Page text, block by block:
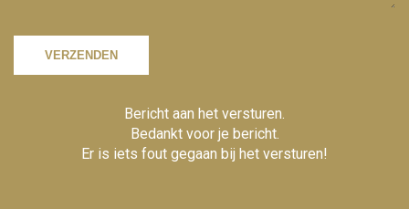
VERZENDEN
Bericht aan het versturen.
Bedankt voor je bericht.
Er is iets fout gegaan bij het versturen!